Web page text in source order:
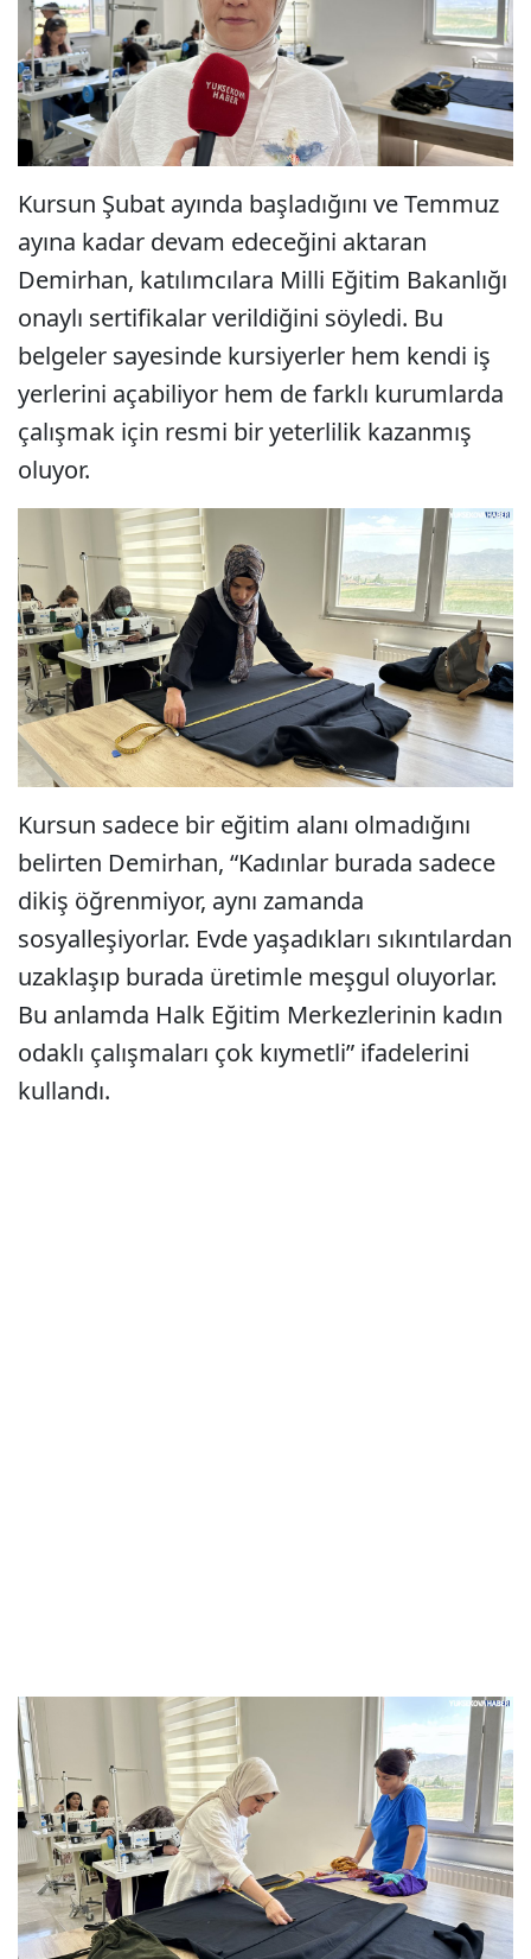
Kursun Şubat ayında başladığını ve Temmuz
ayına kadar devam edeceğini aktaran
Demirhan, katılımcılara Milli Eğitim Bakanlığı
onaylı sertifikalar verildiğini söyledi. Bu
belgeler sayesinde kursiyerler hem kendi iş
yerlerini açabiliyor hem de farklı kurumlarda
çalışmak için resmi bir yeterlilik kazanmış
oluyor.
Kursun sadece bir eğitim alanı olmadığını
belirten Demirhan, “Kadınlar burada sadece
dikiş öğrenmiyor, aynı zamanda
sosyalleşiyorlar. Evde yaşadıkları sıkıntılardan
uzaklaşıp burada üretimle meşgul oluyorlar.
Bu anlamda Halk Eğitim Merkezlerinin kadın
odaklı çalışmaları çok kıymetli” ifadelerini
kullandı.